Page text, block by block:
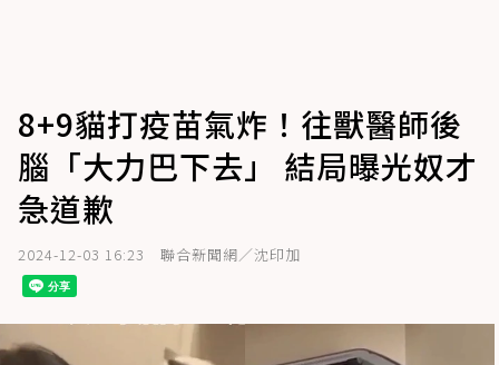
8+9貓打疫苗氣炸！往獸醫師後
腦「大力巴下去」 結局曝光奴才
急道歉
2024-12-03 16:23 聯合新聞網／沈印加